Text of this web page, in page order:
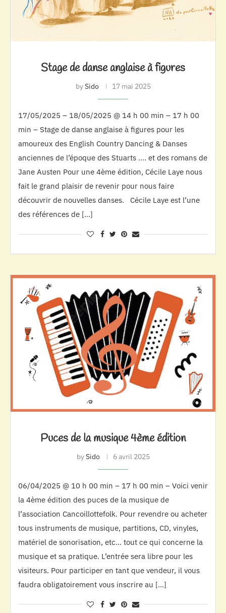
Stage de danse anglaise à figures
bySido 17 mai 2025
17/05/2025 – 18/05/2025 @ 14 h 00 min – 17 h 00
min – Stage de danse anglaise à figures pour les
amoureux des English Country Dancing & Danses
anciennes de l’époque des Stuarts …. et des romans de
Jane Austen Pour une 4ème édition, Cécile Laye nous
fait le grand plaisir de revenir pour nous faire
découvrir de nouvelles danses. Cécile Laye est l’une
des références de […]
Puces de la musique 4ème édition
bySido 6 avril 2025
06/04/2025 @ 10 h 00 min – 17 h 00 min – Voici venir
la 4ème édition des puces de la musique de
l’association Cancoillottefolk. Pour revendre ou acheter
tous instruments de musique, partitions, CD, vinyles,
matériel de sonorisation, etc… tout ce qui concerne la
musique et sa pratique. L’entrée sera libre pour les
visiteurs. Pour participer en tant que vendeur, il vous
faudra obligatoirement vous inscrire au […]